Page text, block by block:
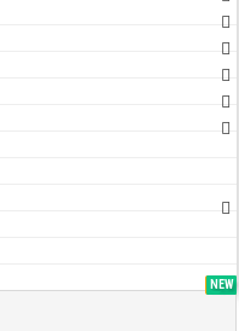
TOP
NEW
NEW
NEW